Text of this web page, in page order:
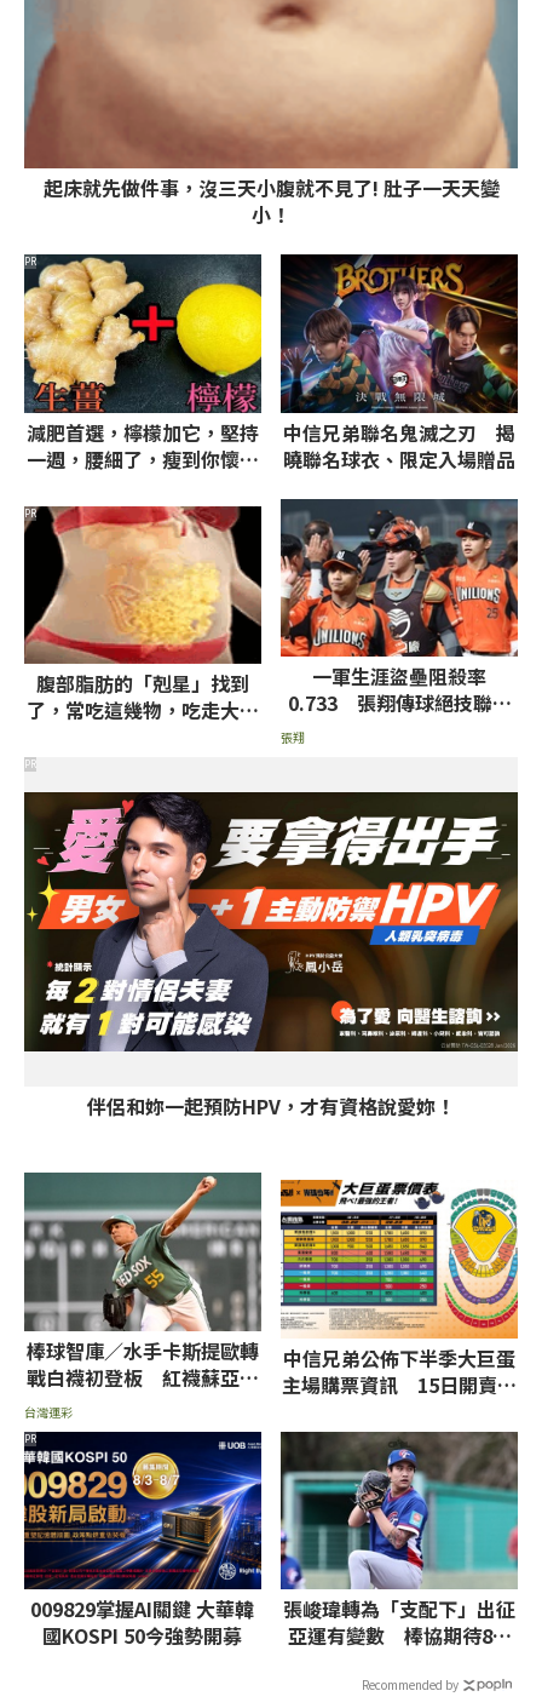
起床就先做件事，沒三天小腹就不見了! 肚子一天天變
小！
減肥首選，檸檬加它，堅持
一週，腰細了，瘦到你懷疑
PR
中信兄弟聯名鬼滅之刃 揭
曉聯名球衣、限定入場贈品
腹部脂肪的「剋星」找到
了，常吃這幾物，吃走大肚
PR
一軍生涯盜壘阻殺率
0.733 張翔傳球絕技聯盟
張翔
伴侶和妳一起預防HPV，才有資格說愛妳！
PR
棒球智庫／水手卡斯提歐轉
戰白襪初登板 紅襪蘇亞雷
茲挨轟率低推薦讓分
台灣運彩
中信兄弟公佈下半季大巨蛋
主場購票資訊 15日開賣、
009829掌握AI關鍵 大華韓
國KOSPI 50今強勢開募
PR
張峻瑋轉為「支配下」出征
亞運有變數 棒協期待8月
Recommended by